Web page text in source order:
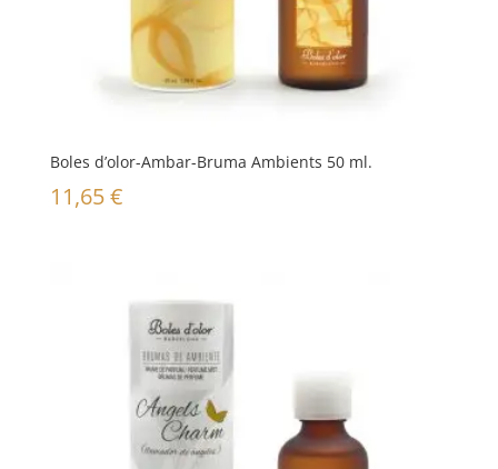
Boles d’olor-Ambar-Bruma Ambients 50 ml.
11,65€